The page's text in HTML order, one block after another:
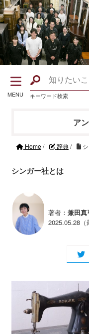
MENU キーワード検索
ア
Home/ 辞典/ シ
シンガー社とは
著者： 兼田真
2025.05.28（